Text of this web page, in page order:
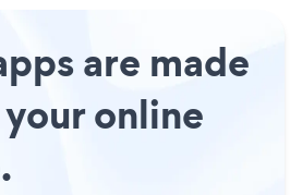
are made
online